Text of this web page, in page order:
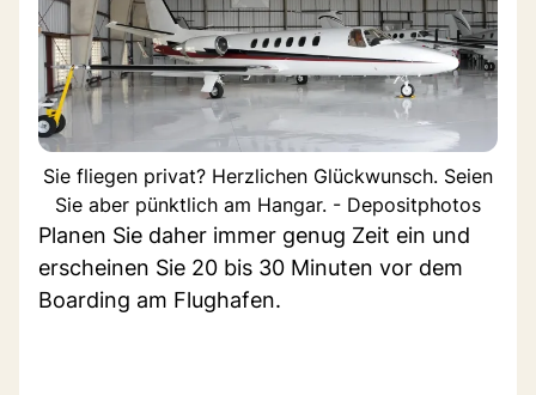
Sie fliegen privat? Herzlichen Glückwunsch. Seien
Sie aber pünktlich am Hangar. - Depositphotos
Planen Sie daher immer genug Zeit ein und
erscheinen Sie 20 bis 30 Minuten vor dem
Boarding am Flughafen.